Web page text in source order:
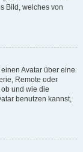
Bild, welches von
Avatar über eine
Remote oder
und wie die
benutzen kannst,